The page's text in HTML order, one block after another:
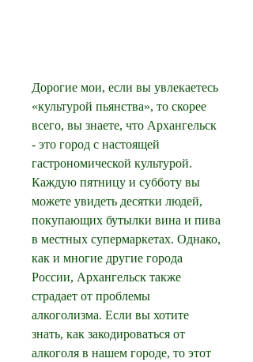
Дорогие мои, если вы увлекаетесь
«культурой пьянства», то скорее
всего, вы знаете, что Архангельск
- это город с настоящей
гастрономической культурой.
Каждую пятницу и субботу вы
можете увидеть десятки людей,
покупающих бутылки вина и пива
в местных супермаркетах. Однако,
как и многие другие города
России, Архангельск также
страдает от проблемы
алкоголизма. Если вы хотите
знать, как закодироваться от
алкоголя в нашем городе, то этот